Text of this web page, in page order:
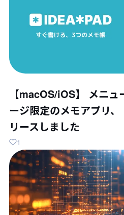
【macOS/iOS】 メニ
ージ限定のメモアプリ
リースしました
1